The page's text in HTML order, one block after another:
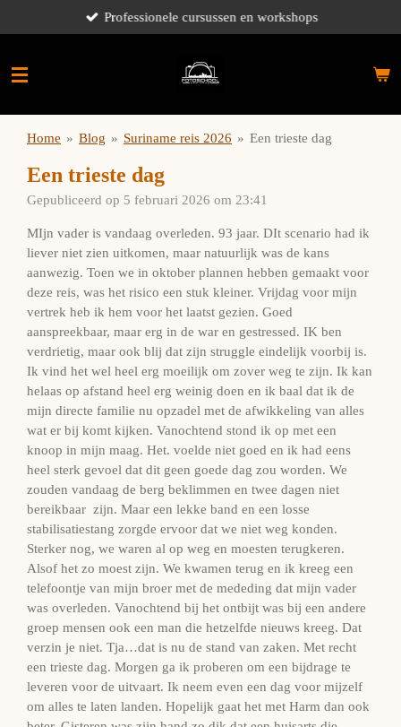
direct
de
Professionele cursussen en workshops
Home » Blog » Suriname reis 2026 » Een trieste dag
Een trieste dag
Gepubliceerd op 5 februari 2026 om 23:41
MIjn vader is vandaag overleden. 93 jaar. DIt scenario had ik
liever niet zien uitkomen, maar natuurlijk was de kans
aanwezig. Toen we in oktober plannen hebben gemaakt voor
deze reis, was het risico een stuk kleiner. Vrijdag voor mijn
vertrek heb ik hem voor het laatst gezien. Goed
aanspreekbaar, maar erg in de war en gestressed. IK ben
verdrietig, maar ook blij dat zijn struggle eindelijk voorbij is.
Ik vind het wel heel erg moeilijk om zover weg te zijn. Ik kan
helaas op afstand heel erg weinig doen en ik baal dat ik de
mijn directe familie nu opzadel met de afwikkeling van alles
wat er bij komt kijken. Vanochtend stond ik op met een
knoop in mijn maag. Het. voelde niet goed en ik had eens
heel sterk gevoel dat dit geen goede dag zou worden. We
zouden vandaag de berg beklimmen en twee dagen niet
bereikbaar zijn. Maar een lekke band en een losse
stabilisatiestang zorgde ervoor dat we niet weg konden.
Sterker nog, we waren al op weg en moesten terugkeren.
Alsof het zo moest zijn. We kwamen terug en ik kreeg een
telefoontje van mijn broer met de mededing dat mijn vader
was overleden. Vanochtend bij het ontbijt was bij een andere
groep mensen ook een man die hetzelfde nieuws kreeg. Dat
verzin je niet. Tja…dat is nu de stand van zaken. Met recht
een trieste dag. Morgen ga ik proberen om een bijdrage te
leveren voor de uitvaart. Ik neem even een dag voor mijzelf
om alles te laten landen. Hopelijk gaat het met Harm dan ook